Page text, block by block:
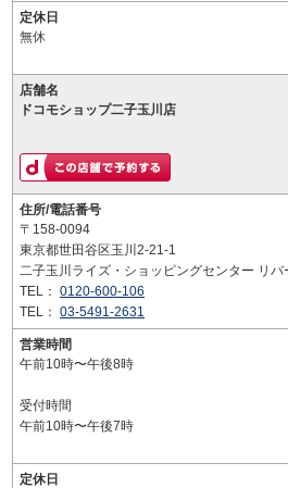
定休日
無休
店舗名
ドコモショップ二子玉川店
住所/電話番号
〒158-0094
東京都世田谷区玉川2-21-1
二子玉川ライズ・ショッピングセンター リバ
TEL： 0120-600-106
TEL： 03-5491-2631
営業時間
午前10時〜午後8時
受付時間
午前10時〜午後7時
定休日